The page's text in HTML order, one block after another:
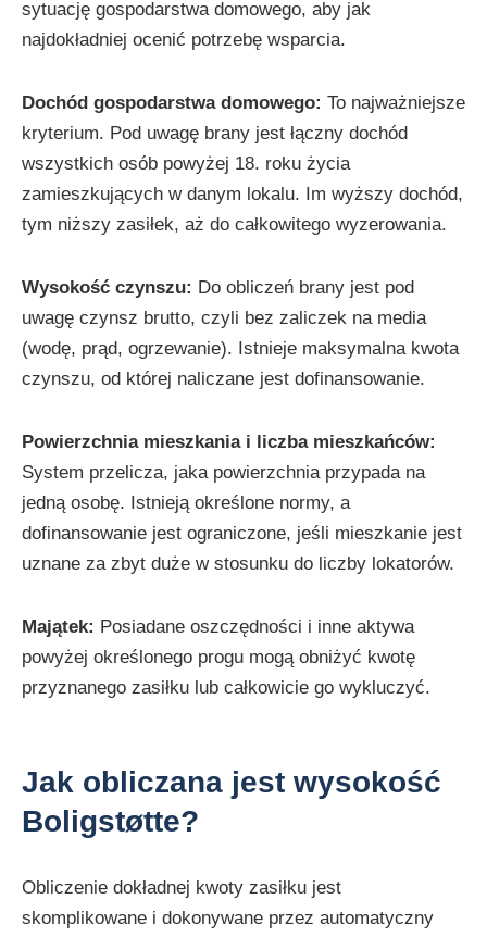
sytuację gospodarstwa domowego, aby jak
najdokładniej ocenić potrzebę wsparcia.
Dochód gospodarstwa domowego: To najważniejsze
kryterium. Pod uwagę brany jest łączny dochód
wszystkich osób powyżej 18. roku życia
zamieszkujących w danym lokalu. Im wyższy dochód,
tym niższy zasiłek, aż do całkowitego wyzerowania.
Wysokość czynszu: Do obliczeń brany jest pod
uwagę czynsz brutto, czyli bez zaliczek na media
(wodę, prąd, ogrzewanie). Istnieje maksymalna kwota
czynszu, od której naliczane jest dofinansowanie.
Powierzchnia mieszkania i liczba mieszkańców:
System przelicza, jaka powierzchnia przypada na
jedną osobę. Istnieją określone normy, a
dofinansowanie jest ograniczone, jeśli mieszkanie jest
uznane za zbyt duże w stosunku do liczby lokatorów.
Majątek: Posiadane oszczędności i inne aktywa
powyżej określonego progu mogą obniżyć kwotę
przyznanego zasiłku lub całkowicie go wykluczyć.
Jak obliczana jest wysokość
Boligstøtte?
Obliczenie dokładnej kwoty zasiłku jest
skomplikowane i dokonywane przez automatyczny